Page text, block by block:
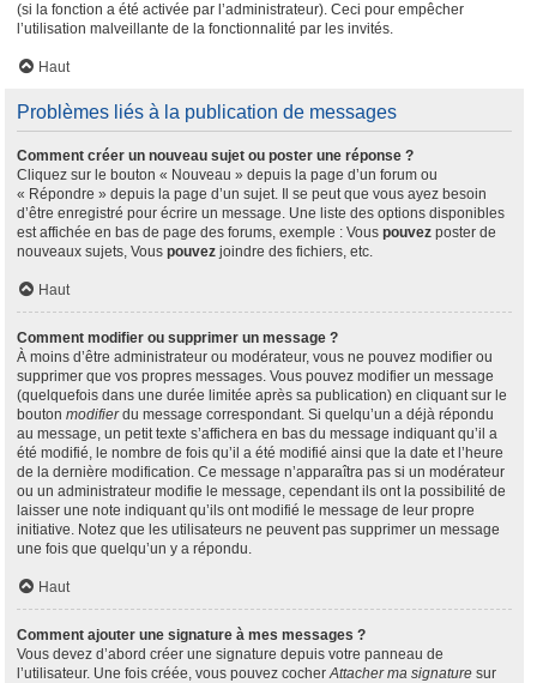
(si la fonction a été activée par l’administrateur). Ceci pour empêcher
l’utilisation malveillante de la fonctionnalité par les invités.
Haut
Problèmes liés à la publication de messages
Comment créer un nouveau sujet ou poster une réponse ?
Cliquez sur le bouton « Nouveau » depuis la page d’un forum ou
« Répondre » depuis la page d’un sujet. Il se peut que vous ayez besoin
d’être enregistré pour écrire un message. Une liste des options disponibles
est affichée en bas de page des forums, exemple : Vous pouvez poster de
nouveaux sujets, Vous pouvez joindre des fichiers, etc.
Haut
Comment modifier ou supprimer un message ?
À moins d’être administrateur ou modérateur, vous ne pouvez modifier ou
supprimer que vos propres messages. Vous pouvez modifier un message
(quelquefois dans une durée limitée après sa publication) en cliquant sur le
bouton modifierdu message correspondant. Si quelqu’un a déjà répondu
au message, un petit texte s’affichera en bas du message indiquant qu’il a
été modifié, le nombre de fois qu’il a été modifié ainsi que la date et l’heure
de la dernière modification. Ce message n’apparaîtra pas si un modérateur
ou un administrateur modifie le message, cependant ils ont la possibilité de
laisser une note indiquant qu’ils ont modifié le message de leur propre
initiative. Notez que les utilisateurs ne peuvent pas supprimer un message
une fois que quelqu’un y a répondu.
Haut
Comment ajouter une signature à mes messages ?
Vous devez d’abord créer une signature depuis votre panneau de
l’utilisateur. Une fois créée, vous pouvez cocherAttacher ma signature sur